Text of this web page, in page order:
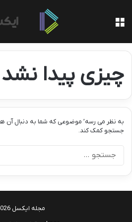
چیزی پیدا نشد
به نظر می رسه’ موضوعی که شما به دنبال آن
جستجو کمک کند.
مجله ایکسل 2026